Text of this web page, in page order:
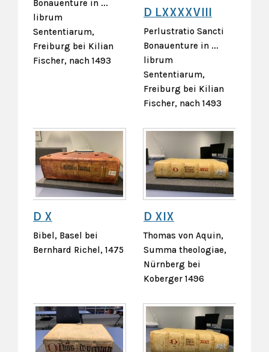
Bonauenture in ...
librum
Sententiarum,
Freiburg bei Kilian
Fischer, nach 1493
D LXXXXVIII
Perlustratio Sancti
Bonauenture in ...
librum
Sententiarum,
Freiburg bei Kilian
Fischer, nach 1493
D X
Bibel, Basel bei
Bernhard Richel, 1475
D XIX
Thomas von Aquin,
Summa theologiae,
Nürnberg bei
Koberger 1496